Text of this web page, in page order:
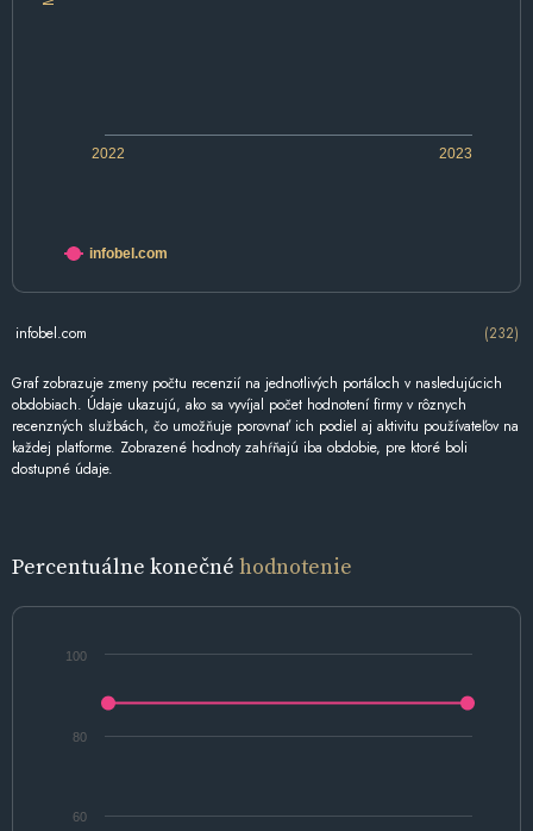
2022 2023
infobel.com
infobel.com (232)
Graf zobrazuje zmeny počtu recenzií na jednotlivých portáloch v nasledujúcich
obdobiach. Údaje ukazujú, ako sa vyvíjal počet hodnotení firmy v rôznych
recenzných službách, čo umožňuje porovnať ich podiel aj aktivitu používateľov na
každej platforme. Zobrazené hodnoty zahŕňajú iba obdobie, pre ktoré boli
dostupné údaje.
Percentuálne konečné hodnotenie
60
80
100